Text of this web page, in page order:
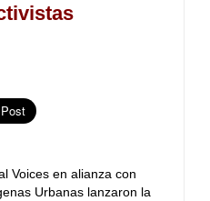
Voices en alianza con
Urbanas lanzaron la